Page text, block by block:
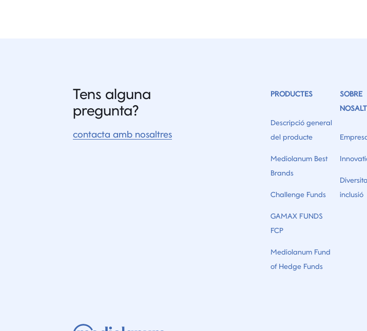
Tens alguna
pregunta?
contacta amb nosaltres
PRODUCTES
Descripció general
del producte
Mediolanum Best
Brands
Challenge Funds
GAMAX FUNDS
FCP
Mediolanum Fund
of Hedge Funds
SOBRE
inclusió